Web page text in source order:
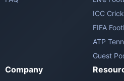
ICC
FIFA
ATP
Guest
Company